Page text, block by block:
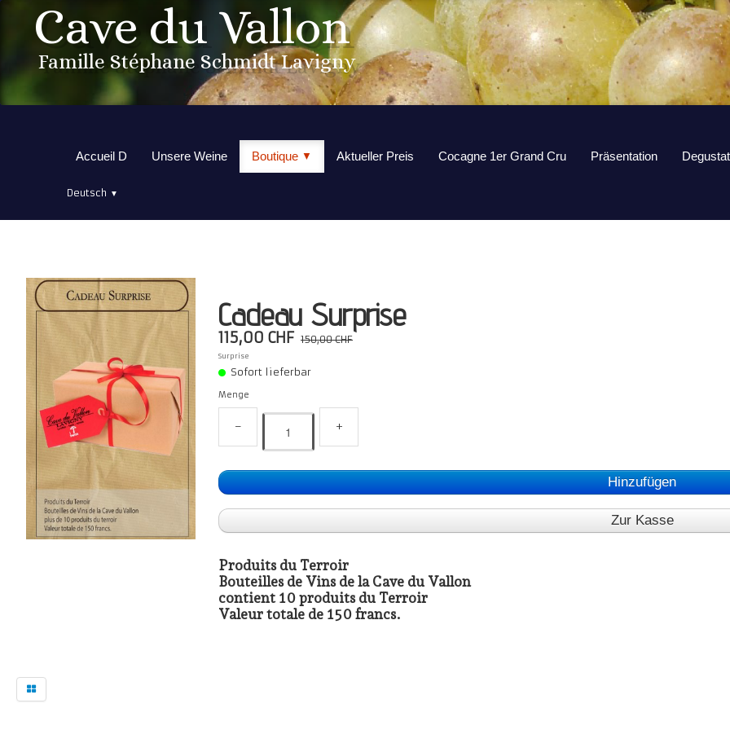
Cave du Vallon
Famille Stéphane Schmidt Lavigny
Accueil D Unsere Weine Boutique ▼ Aktueller Preis Cocagne 1er Grand Cru Präsentation
Deutsch ▼
Cadeau Surprise
115,00 CHF 150,00 CHF
Surprise
Sofort lieferbar
Menge
− +
Hinzufügen
Zur Kasse
Produits du Terroir
Bouteilles de Vins de la Cave du Vallon
contient 10 produits du Terroir
Valeur totale de 150 francs.